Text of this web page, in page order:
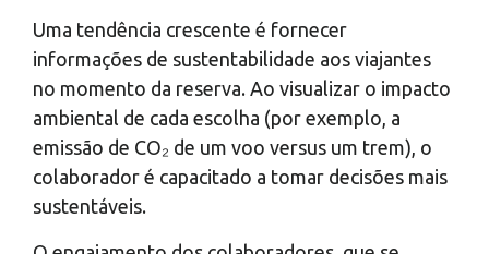
Uma tendência crescente é fornecer
informações de sustentabilidade aos viajantes
no momento da reserva. Ao visualizar o impacto
ambiental de cada escolha (por exemplo, a
emissão de CO₂ de um voo versus um trem), o
colaborador é capacitado a tomar decisões mais
sustentáveis.